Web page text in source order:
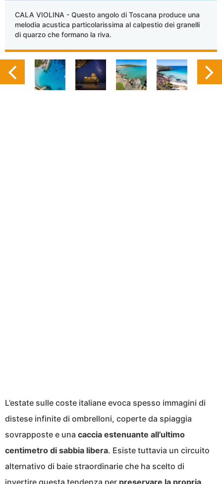
CALA VIOLINA - Questo angolo di Toscana produce una
melodia acustica particolarissima al calpestio dei granelli
di quarzo che formano la riva.
L’estate sulle coste italiane evoca spesso immagini di
distese infinite di ombrelloni, coperte da spiaggia
sovrapposte e una caccia estenuante all’ultimo
centimetro di sabbia libera. Esiste tuttavia un circuito
alternativo di baie straordinarie che ha scelto di
invertire questa tendenza per preservare la propria